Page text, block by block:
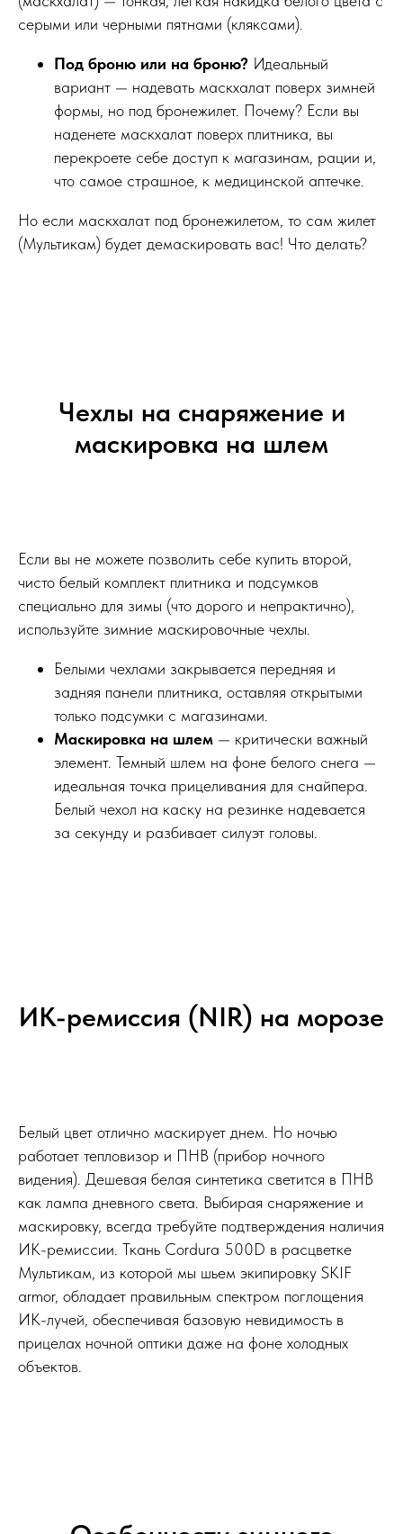
серыми или черными пятнами (кляксами).
Под броню или на броню? Идеальный
вариант — надевать маскхалат поверх зимней
формы, но под бронежилет. Почему? Если вы
наденете маскхалат поверх плитника, вы
перекроете себе доступ к магазинам, рации и,
что самое страшное, к медицинской аптечке.
Но если маскхалат под бронежилетом, то сам жилет
(Мультикам) будет демаскировать вас! Что делать?
Чехлы на снаряжение и
маскировка на шлем
Если вы не можете позволить себе купить второй,
чисто белый комплект плитника и подсумков
специально для зимы (что дорого и непрактично),
используйте зимние маскировочные чехлы.
Белыми чехлами закрывается передняя и
задняя панели плитника, оставляя открытыми
только подсумки с магазинами.
Маскировка на шлем — критически важный
элемент. Темный шлем на фоне белого снега —
идеальная точка прицеливания для снайпера.
Белый чехол на каску на резинке надевается
за секунду и разбивает силуэт головы.
ИК-ремиссия (NIR) на морозе
Белый цвет отлично маскирует днем. Но ночью
работает тепловизор и ПНВ (прибор ночного
видения). Дешевая белая синтетика светится в ПНВ
как лампа дневного света. Выбирая снаряжение и
маскировку, всегда требуйте подтверждения наличия
ИК-ремиссии. Ткань Cordura 500D в расцветке
Мультикам, из которой мы шьем экипировку SKIF
armor, обладает правильным спектром поглощения
ИК-лучей, обеспечивая базовую невидимость в
прицелах ночной оптики даже на фоне холодных
объектов.